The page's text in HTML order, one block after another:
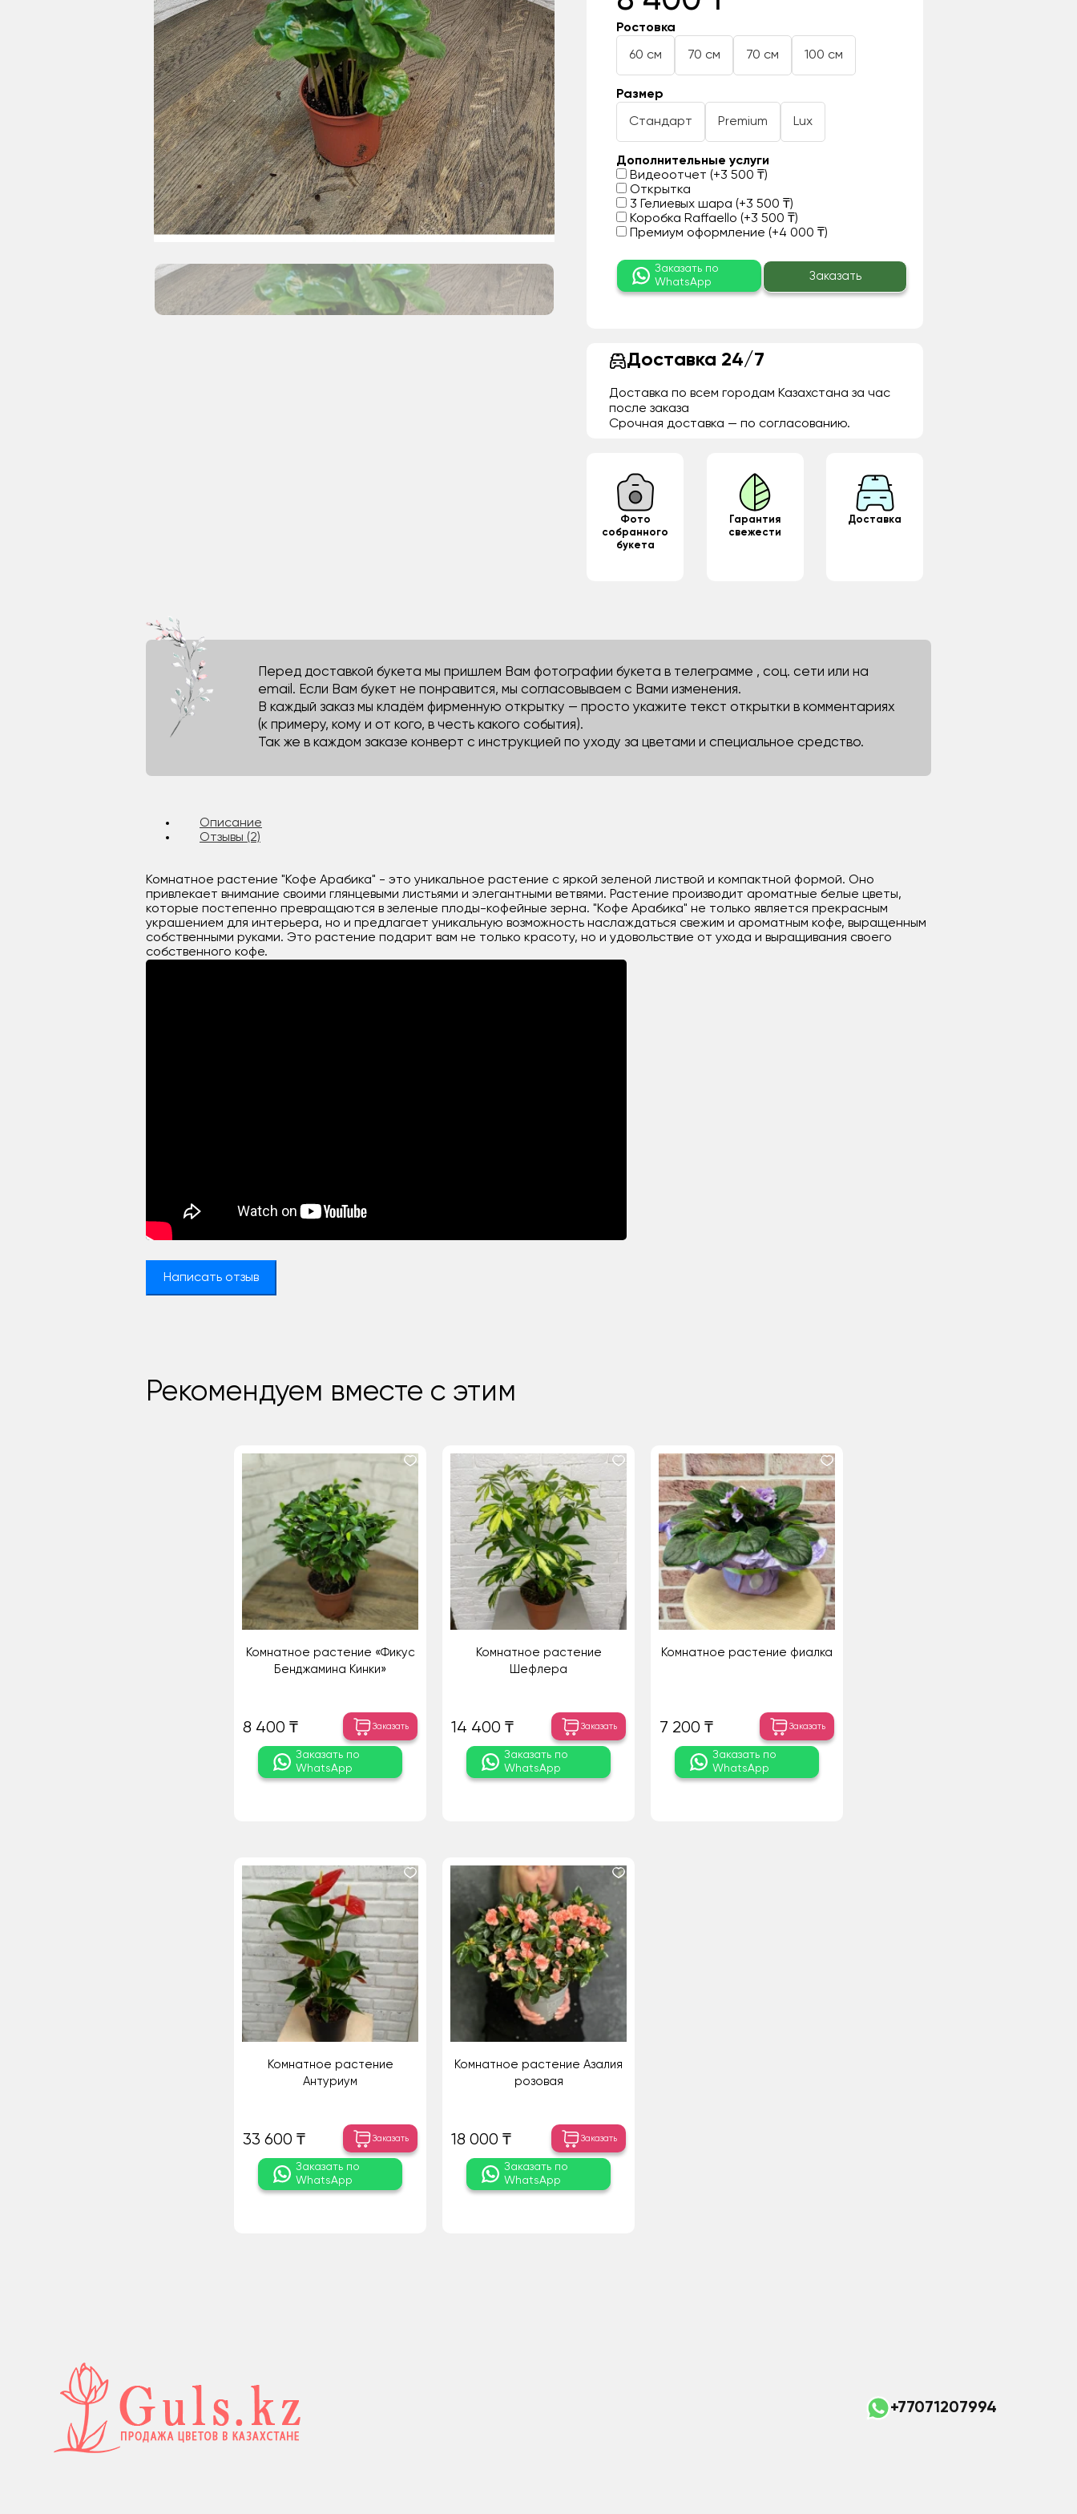
Ростовка
60 см 70 см 70 см 100 см
Размер
Стандарт Premium Lux
Дополнительные услуги
Видеоотчет (+3 500 ₸)
Открытка
3 Гелиевых шара (+3 500 ₸)
Коробка Raffaello (+3 500 ₸)
Премиум оформление (+4 000 ₸)
Заказать по
WhatsApp
Заказать
Доставка 24/7
Доставка по всем городам Казахстана за час
после заказа
Срочная доставка — по согласованию.
Фото
собранного
букета
Гарантия
свежести
Доставка
Перед доставкой букета мы пришлем Вам фотографии букета в телеграмме , соц. сети или на
email. Если Вам букет не понравится, мы согласовываем с Вами изменения.
В каждый заказ мы кладём фирменную открытку — просто укажите текст открытки в комментариях
(к примеру, кому и от кого, в честь какого события).
Так же в каждом заказе конверт с инструкцией по уходу за цветами и специальное средство.
Описание
Отзывы (2)
Комнатное растение "Кофе Арабика" - это уникальное растение с яркой зеленой листвой и компактной формой. Оно
привлекает внимание своими глянцевыми листьями и элегантными ветвями. Растение производит ароматные белые цветы,
которые постепенно превращаются в зеленые плоды-кофейные зерна. "Кофе Арабика" не только является прекрасным
украшением для интерьера, но и предлагает уникальную возможность наслаждаться свежим и ароматным кофе, выращенным
собственными руками. Это растение подарит вам не только красоту, но и удовольствие от ухода и выращивания своего
собственного кофе.
Написать отзыв
Рекомендуем вместе с этим
Комнатное растение «Фикус
Бенджамина Кинки»
8 400 ₸ Заказать
Заказать по
WhatsApp
Комнатное растение
Шефлера
14 400 ₸ Заказать
Заказать по
WhatsApp
Комнатное растение фиалка
7 200 ₸ Заказать
Заказать по
WhatsApp
Комнатное растение
Антуриум
33 600 ₸ Заказать
Заказать по
WhatsApp
Комнатное растение Азалия
розовая
18 000 ₸ Заказать
Заказать по
WhatsApp
+77071207994